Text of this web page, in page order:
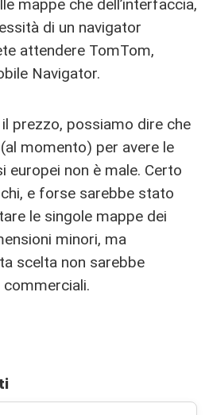
mappe che dell’interfaccia,
di un navigator
attendere TomTom,
Navigator.
prezzo, possiamo dire che
momento) per avere le
europei non è male. Certo
e forse sarebbe stato
le singole mappe dei
minori, ma
scelta non sarebbe